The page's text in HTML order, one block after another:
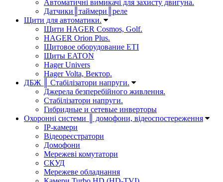
Автоматичні вимикачі для захисту двигуна.
Датчики║таймери║реле
Щити для автоматики.
Щити HAGER Cosmos, Golf.
HAGER Orion Plus.
Щитовое оборудование ETI
Щиты EATON
Hager Univers
Hager Volta, Вектор.
ДБЖ ║ Стабілізатори напруги.
Джерела безперебійного живлення.
Стабілізатори напруги.
Гибридные и сетевые инверторы
Охоронні системи ║ домофони, відеоспостереження
IP-камери
Відеореєстратори
Домофони
Мережеві комутатори
СКУД
Мережеве обладнання